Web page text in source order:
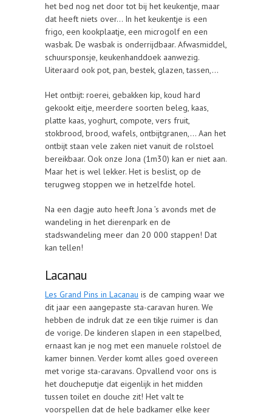
het bed nog net door tot bij het keukentje, maar
dat heeft niets over… In het keukentje is een
frigo, een kookplaatje, een microgolf en een
wasbak. De wasbak is onderrijdbaar. Afwasmiddel,
schuursponsje, keukenhanddoek aanwezig.
Uiteraard ook pot, pan, bestek, glazen, tassen,…
Het ontbijt: roerei, gebakken kip, koud hard
gekookt eitje, meerdere soorten beleg, kaas,
platte kaas, yoghurt, compote, vers fruit,
stokbrood, brood, wafels, ontbijtgranen,… Aan het
ontbijt staan vele zaken niet vanuit de rolstoel
bereikbaar. Ook onze Jona (1m30) kan er niet aan.
Maar het is wel lekker. Het is beslist, op de
terugweg stoppen we in hetzelfde hotel.
Na een dagje auto heeft Jona ’s avonds met de
wandeling in het dierenpark en de
stadswandeling meer dan 20 000 stappen! Dat
kan tellen!
Lacanau
Les Grand Pins in Lacanau is de camping waar we
dit jaar een aangepaste sta-caravan huren. We
hebben de indruk dat ze een tikje ruimer is dan
de vorige. De kinderen slapen in een stapelbed,
ernaast kan je nog met een manuele rolstoel de
kamer binnen. Verder komt alles goed overeen
met vorige sta-caravans. Opvallend voor ons is
het doucheputje dat eigenlijk in het midden
tussen toilet en douche zit! Het valt te
voorspellen dat de hele badkamer elke keer